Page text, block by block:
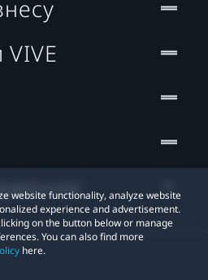
website functionality, analyze website
experience and advertisement.
on the button below or manage
You can also find more
here.